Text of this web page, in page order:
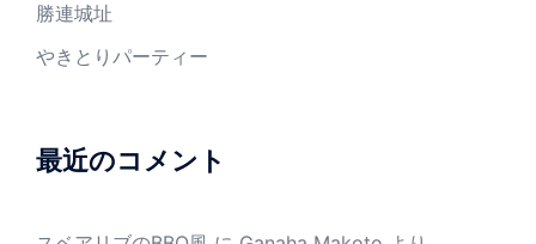
勝連城址
やきとりパーティー
最近のコメント